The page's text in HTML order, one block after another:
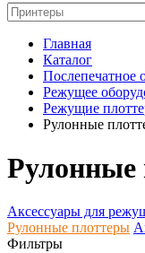
Главная
Каталог
Послепечатное
Режущее
Режущие
Рулонные
Рулонные
Аксессуары для
Рулонные плоттеры
Фильтры